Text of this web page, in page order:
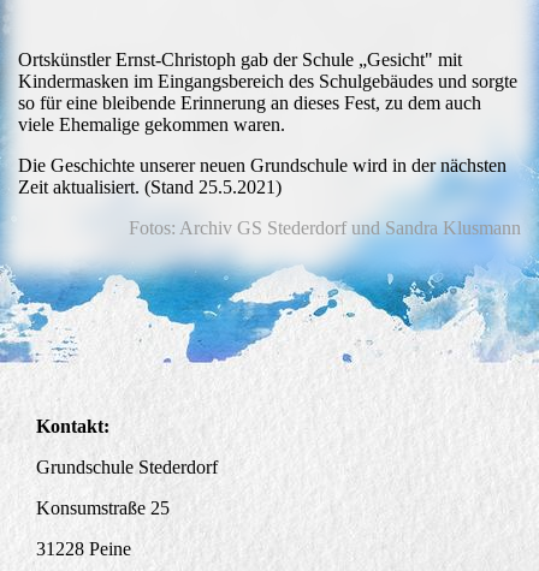
Ortskünstler Ernst-Christoph gab der Schule „Gesicht" mit
Kindermasken im Eingangsbereich des Schulgebäudes und sorgte
so für eine bleibende Erinnerung an dieses Fest, zu dem auch
viele Ehemalige gekommen waren.
Die Geschichte unserer neuen Grundschule wird in der nächsten
Zeit aktualisiert. (Stand 25.5.2021)
Fotos: Archiv GS Stederdorf und Sandra Klusmann
Kontakt:
Grundschule Stederdorf
Konsumstraße 25
31228 Peine